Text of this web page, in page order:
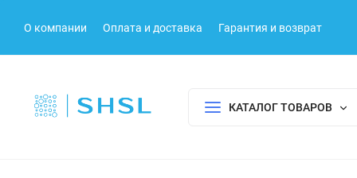
О компании Оплата и доставка Гарантия и возврат
КАТАЛОГ ТОВАРОВ